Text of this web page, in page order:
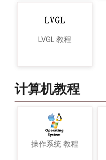
LVGL 教程
计算机教程
操作系统 教程